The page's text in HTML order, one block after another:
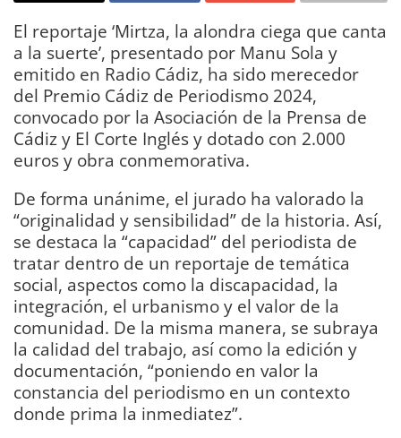
El reportaje ‘Mirtza, la alondra ciega que canta
a la suerte’, presentado por Manu Sola y
emitido en Radio Cádiz, ha sido merecedor
del Premio Cádiz de Periodismo 2024,
convocado por la Asociación de la Prensa de
Cádiz y El Corte Inglés y dotado con 2.000
euros y obra conmemorativa.
De forma unánime, el jurado ha valorado la
“originalidad y sensibilidad” de la historia. Así,
se destaca la “capacidad” del periodista de
tratar dentro de un reportaje de temática
social, aspectos como la discapacidad, la
integración, el urbanismo y el valor de la
comunidad. De la misma manera, se subraya
la calidad del trabajo, así como la edición y
documentación, “poniendo en valor la
constancia del periodismo en un contexto
donde prima la inmediatez”.